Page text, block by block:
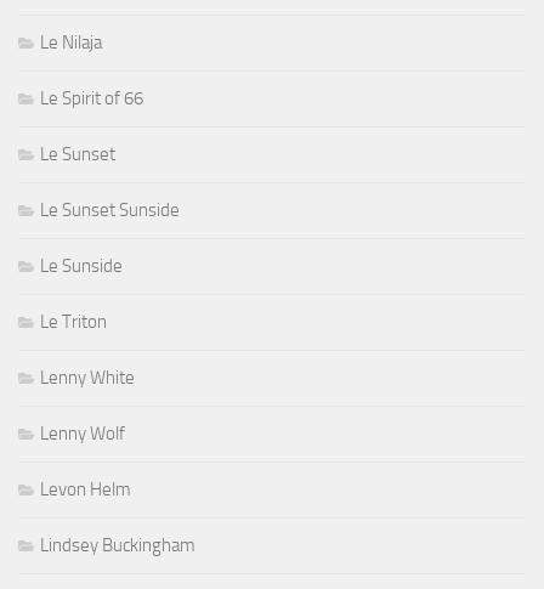
Le Nilaja
Le Spirit of 66
Le Sunset
Le Sunset Sunside
Le Sunside
Le Triton
Lenny White
Lenny Wolf
Levon Helm
Lindsey Buckingham